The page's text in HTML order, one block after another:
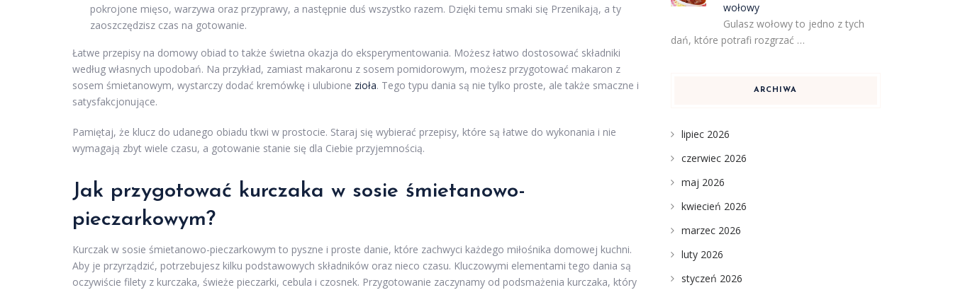
pokrojone mięso, warzywa oraz przyprawy, a następnie duś wszystko razem. Dzięki temu smaki się Przenikają, a ty
zaoszczędzisz czas na gotowanie.
Łatwe przepisy na domowy obiad to także świetna okazja do eksperymentowania. Możesz łatwo dostosować składniki
według własnych upodobań. Na przykład, zamiast makaronu z sosem pomidorowym, możesz przygotować makaron z
sosem śmietanowym, wystarczy dodać kremówkę i ulubione zioła. Tego typu dania są nie tylko proste, ale także smaczne i
satysfakcjonujące.
Pamiętaj, że klucz do udanego obiadu tkwi w prostocie. Staraj się wybierać przepisy, które są łatwe do wykonania i nie
wymagają zbyt wiele czasu, a gotowanie stanie się dla Ciebie przyjemnością.
Jak przygotować kurczaka w sosie śmietanowo-
pieczarkowym?
Kurczak w sosie śmietanowo-pieczarkowym to pyszne i proste danie, które zachwyci każdego miłośnika domowej kuchni.
Aby je przyrządzić, potrzebujesz kilku podstawowych składników oraz nieco czasu. Kluczowymi elementami tego dania są
oczywiście filety z kurczaka, świeże pieczarki, cebula i czosnek. Przygotowanie zaczynamy od podsmażenia kurczaka, który
wołowy
Gulasz wołowy to jedno z tych
dań, które potrafi rozgrzać …
ARCHIWA
lipiec 2026
czerwiec 2026
maj 2026
kwiecień 2026
marzec 2026
luty 2026
styczeń 2026